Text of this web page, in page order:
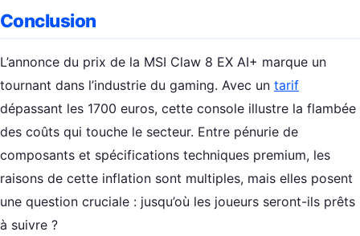
Conclusion
L’annonce du prix de la MSI Claw 8 EX AI+ marque un
tournant dans l’industrie du gaming. Avec un tarif
dépassant les 1700 euros, cette console illustre la flambée
des coûts qui touche le secteur. Entre pénurie de
composants et spécifications techniques premium, les
raisons de cette inflation sont multiples, mais elles posent
une question cruciale : jusqu’où les joueurs seront-ils prêts
à suivre ?